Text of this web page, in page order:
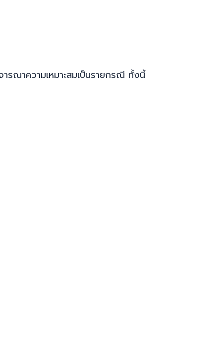
รณาความเหมาะสมเป็นรายกรณี ทั้งนี้